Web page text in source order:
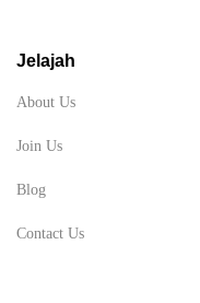
Jelajah
About Us
Join Us
Blog
Contact Us